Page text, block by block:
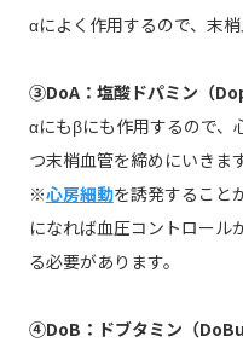
αによく作用するので、末梢
③DoA：塩酸ドパミン（
αにもβにも作用するので、
つ末梢血管を締めにいきます
※心房細動を誘発すること
になれば血圧コントロール
る必要があります。
④DoB：ドブタミン（